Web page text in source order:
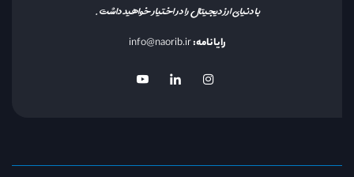
با دنیای ارز دیجیتال را در اختیار خواهید داشت.
رایانامه:info@naorib.ir